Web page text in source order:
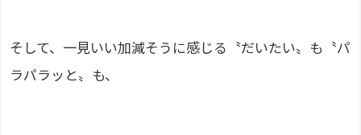
そして、一見いい加減そうに感じる〝だいたい〟も〝パ
ラパラッと〟も、